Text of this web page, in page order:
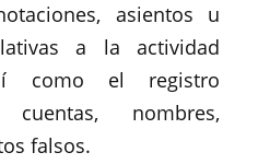
asientos u
a la actividad
como el registro
nombres,
falsos.